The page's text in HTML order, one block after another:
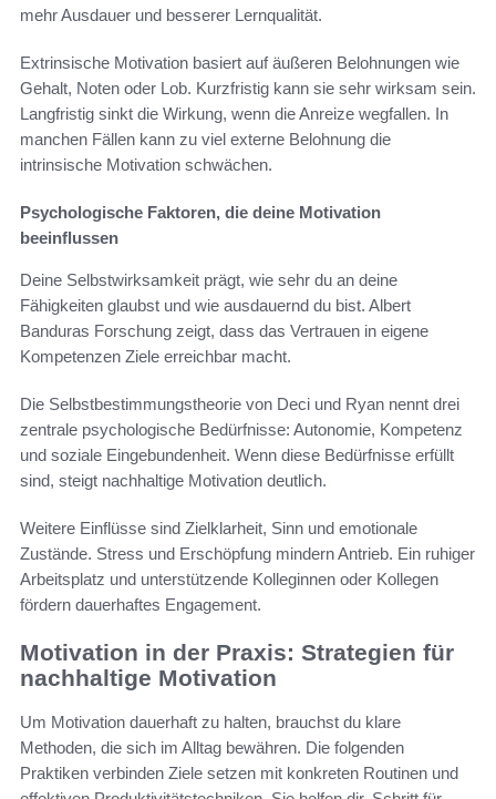
mehr Ausdauer und besserer Lernqualität.
Extrinsische Motivation basiert auf äußeren Belohnungen wie
Gehalt, Noten oder Lob. Kurzfristig kann sie sehr wirksam sein.
Langfristig sinkt die Wirkung, wenn die Anreize wegfallen. In
manchen Fällen kann zu viel externe Belohnung die
intrinsische Motivation schwächen.
Psychologische Faktoren, die deine Motivation
beeinflussen
Deine Selbstwirksamkeit prägt, wie sehr du an deine
Fähigkeiten glaubst und wie ausdauernd du bist. Albert
Banduras Forschung zeigt, dass das Vertrauen in eigene
Kompetenzen Ziele erreichbar macht.
Die Selbstbestimmungstheorie von Deci und Ryan nennt drei
zentrale psychologische Bedürfnisse: Autonomie, Kompetenz
und soziale Eingebundenheit. Wenn diese Bedürfnisse erfüllt
sind, steigt nachhaltige Motivation deutlich.
Weitere Einflüsse sind Zielklarheit, Sinn und emotionale
Zustände. Stress und Erschöpfung mindern Antrieb. Ein ruhiger
Arbeitsplatz und unterstützende Kolleginnen oder Kollegen
fördern dauerhaftes Engagement.
Motivation in der Praxis: Strategien für
nachhaltige Motivation
Um Motivation dauerhaft zu halten, brauchst du klare
Methoden, die sich im Alltag bewähren. Die folgenden
Praktiken verbinden Ziele setzen mit konkreten Routinen und